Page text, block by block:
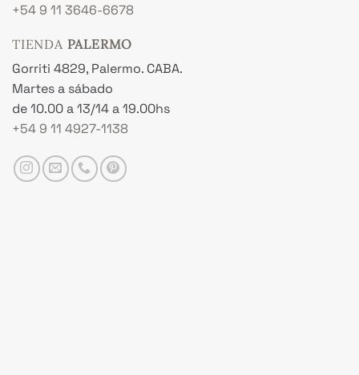
+54 9 11 3646-6678
TIENDA PALERMO
Gorriti 4829, Palermo. CABA.
Martes a sábado
de 10.00 a 13/14 a 19.00hs
+54 9 11 4927-1138